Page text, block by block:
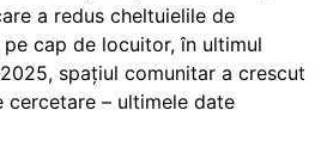
a redus cheltuielile de
cap de locuitor, în ultimul
spațiul comunitar a crescut
cercetare – ultimele date